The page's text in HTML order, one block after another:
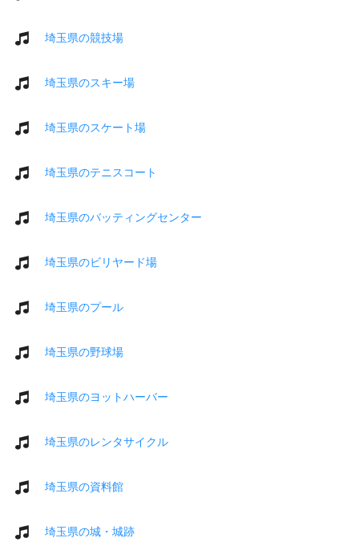
埼玉県の競技場
埼玉県のスキー場
埼玉県のスケート場
埼玉県のテニスコート
埼玉県のバッティングセンター
埼玉県のビリヤード場
埼玉県のプール
埼玉県の野球場
埼玉県のヨットハーバー
埼玉県のレンタサイクル
埼玉県の資料館
埼玉県の城・城跡